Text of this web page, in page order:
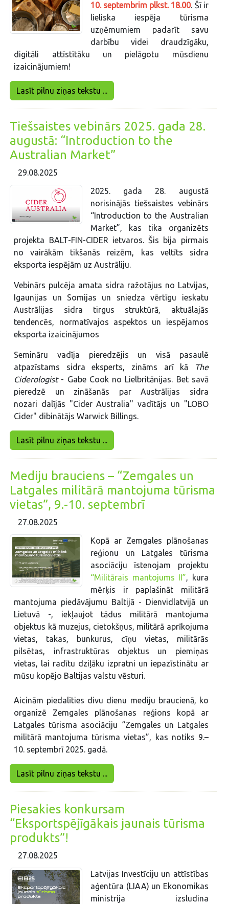
10. septembrim plkst. 18.00. Šī ir
lieliska iespēja tūrisma
uzņēmumiem padarīt savu
darbību videi draudzīgāku,
digitāli attīstītāku un pielāgotu mūsdienu
izaicinājumiem!
Lasīt pilnu ziņas tekstu ...
Tiešsaistes vebinārs 2025. gada 28.
augustā: “Introduction to the
Australian Market”
29.08.2025
2025. gada 28. augustā
norisinājās tiešsaistes vebinārs
“Introduction to the Australian
Market”, kas tika organizēts
projekta BALT-FIN-CIDER ietvaros. Šis bija pirmais
no vairākām tikšanās reizēm, kas veltīts sidra
eksporta iespējām uz Austrāliju.
Vebinārs pulcēja amata sidra ražotājus no Latvijas,
Igaunijas un Somijas un sniedza vērtīgu ieskatu
Austrālijas sidra tirgus struktūrā, aktuālajās
tendencēs, normatīvajos aspektos un iespējamos
eksporta izaicinājumos
Semināru vadīja pieredzējis un visā pasaulē
atpazīstams sidra eksperts, zināms arī kā
The
Ciderologist- Gabe Cook no Lielbritānijas. Bet savā
pieredzē un zināšanās par Austrālijas sidra
nozari dalījās "Cider Australia" vadītājs un "LOBO
Cider" dibinātājs Warwick Billings.
Lasīt pilnu ziņas tekstu ...
Mediju brauciens – “Zemgales un
Latgales militārā mantojuma tūrisma
vietas”, 9.-10. septembrī
27.08.2025
Kopā ar Zemgales plānošanas
reģionu un Latgales tūrisma
asociāciju īstenojam projektu
“Militārais mantojums II”, kura
mērķis ir paplašināt militārā
mantojuma piedāvājumu Baltijā - Dienvidlatvijā un
Lietuvā -, iekļaujot tādus militārā mantojuma
objektus kā muzejus, cietokšņus, militārā aprīkojuma
vietas, takas, bunkurus, cīņu vietas, militārās
pilsētas, infrastruktūras objektus un piemiņas
vietas, lai radītu dziļāku izpratni un iepazīstinātu ar
mūsu kopējo Baltijas valstu vēsturi.
Aicinām piedalīties divu dienu mediju braucienā, ko
organizē Zemgales plānošanas reģions kopā ar
Latgales tūrisma asociāciju “Zemgales un Latgales
militārā mantojuma tūrisma vietas”, kas notiks 9.–
10. septembrī 2025. gadā.
Lasīt pilnu ziņas tekstu ...
Piesakies konkursam
“Eksportspējīgākais jaunais tūrisma
produkts”!
27.08.2025
Latvijas Investīciju un attīstības
aģentūra (LIAA) un Ekonomikas
ministrija izsludina